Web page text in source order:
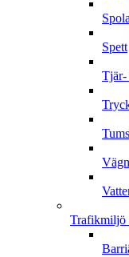
Spett
Tjär-
Trafikmiljö